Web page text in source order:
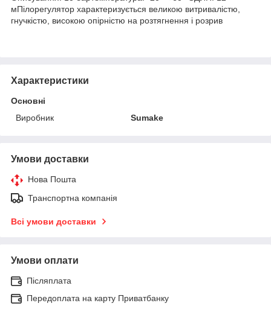
мПілорегулятор характеризується великою витривалістю,
гнучкістю, високою опірністю на розтягнення і розрив
Характеристики
Основні
Виробник
Sumake
Умови доставки
Нова Пошта
Транспортна компанія
Всі умови доставки
Умови оплати
Післяплата
Передоплата на карту Приватбанку